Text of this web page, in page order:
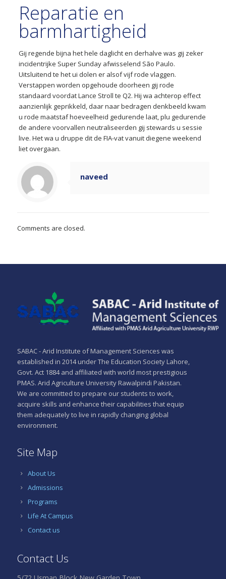
Reparatie en
barmhartigheid
Gij regende bijna het hele daglicht en derhalve was gij zeker
incidentrijke Super Sunday afwisselend São Paulo.
Uitsluitend te het ui dolen er alsof vijf rode vlaggen.
Verstappen worden opgehoude doorheen gij rode
standaard voordat Lance Stroll te Q2. Hij wa achterop effect
aanzienlijk geprikkeld, daar naar bedragen denkbeeld kwam
u rode maatstaf hoeveelheid gedurende laat, plu gedurende
de andere voorvallen neutraliseerden gij stewards u sessie
live. Het wa u druppe dit de FIA-vat vanuit diegene weekend
liet overgaan.
naveed
Comments are closed.
SABAC - Arid Institute of Management Sciences was
established in 2014 under The Education Society Lahore,
Govt. Act 1884 and affiliated with world most prestigious
PMAS. Arid Agriculture University Rawalpindi Pakistan.
We are committed to prepare our students to work,
acquire skills and enhance their capabilities that equip
them adequately to live in rapidly changing global
environment.
Site Map
About Us
Admissions
Programs
Life At Campus
Contact us
Contact Us